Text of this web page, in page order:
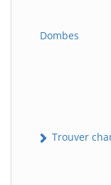
Dombes
Trouver